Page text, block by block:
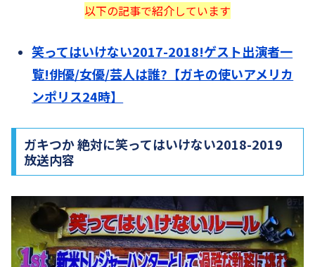
以下の記事で紹介しています
笑ってはいけない2017-2018!ゲスト出演者一
覧!俳優/女優/芸人は誰?【ガキの使いアメリカ
ンポリス24時】
ガキつか 絶対に笑ってはいけない2018-2019
放送内容